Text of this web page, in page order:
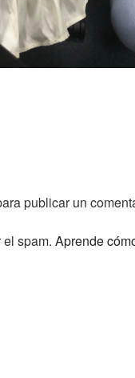
publicar un
spam. Aprende